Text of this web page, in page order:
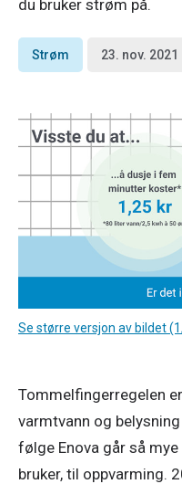
du bruker strøm på.
Strøm 23. nov. 2021
Se større versjon av bildet
Tommelfingerregelen
varmtvann og
følge Enova går så
bruker, til oppvarming.